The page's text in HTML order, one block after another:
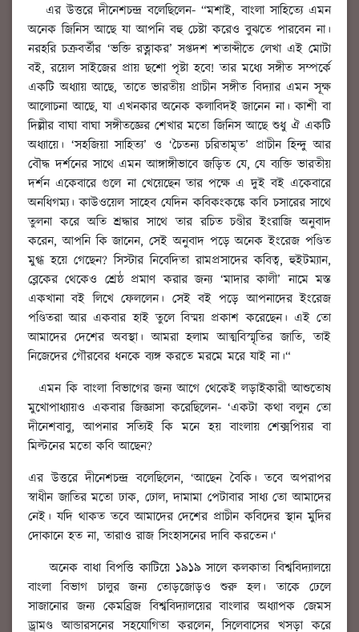
এর উত্তরে দীনেশচন্দ্র বলেছিলেন- “মশাই, বাংলা সাহিত্যে এমন
অনেক জিনিস আছে যা আপনি বহু চেষ্টা করেও বুঝতে পারবেন না।
নরহরি চক্রবর্তীর ‘ভক্তি রত্নাকর’ সপ্তদশ শতাব্দীতে লেখা এই মোটা
বই, রয়েল সাইজের প্রায় ছশো পৃষ্টা হবে! তার মধ্যে সঙ্গীত সম্পর্কে
একটি অধ্যায় আছে, তাতে ভারতীয় প্রাচীন সঙ্গীত বিদ্যার এমন সূক্ষ
আলোচনা আছে, যা এখনকার অনেক কলাবিদই জানেন না। কাশী বা
দিল্লীর বাঘা বাঘা সঙ্গীতজ্ঞের শেখার মতো জিনিস আছে শুধু ঐ একটি
অধ্যায়ে। ‘সহজিয়া সাহিত্য’ ও ‘চৈতন্য চরিতামৃত’ প্রাচীন হিন্দু আর
বৌদ্ধ দর্শনের সাথে এমন আঙ্গাঙ্গীভাবে জড়িত যে, যে ব্যক্তি ভারতীয়
দর্শন একেবারে গুলে না খেয়েছেন তার পক্ষে এ দুই বই একেবারে
অনধিগম্য। কাউওয়েল সাহেব যেদিন কবিকংকঙ্কে কবি চসারের সাথে
তুলনা করে অতি শ্রদ্ধার সাথে তার রচিত চণ্ডীর ইংরাজি অনুবাদ
করেন, আপনি কি জানেন, সেই অনুবাদ পড়ে অনেক ইংরেজ পণ্ডিত
মুগ্ধ হয়ে গেছেন? সিস্টার নিবেদিতা রামপ্রসাদের কবিত্ব, হুইটম্যান,
ব্লেকের থেকেও শ্রেষ্ঠ প্রমাণ করার জন্য ‘মাদার কালী’ নামে মস্ত
একখানা বই লিখে ফেললেন। সেই বই পড়ে আপনাদের ইংরেজ
পণ্ডিতরা আর একবার হাই তুলে বিষ্ময় প্রকাশ করেছেন। এই তো
আমাদের দেশের অবস্থা। আমরা হলাম আত্মবিস্মৃতির জাতি, তাই
নিজেদের গৌরবের ধনকে ব্যঙ্গ করতে মরমে মরে যাই না।“
এমন কি বাংলা বিভাগের জন্য আগে থেকেই লড়াইকারী আশুতোষ
মুখোপাধ্যায়ও একবার জিজ্ঞাসা করেছিলেন- ‘একটা কথা বলুন তো
দীনেশবাবু, আপনার সত্যিই কি মনে হয় বাংলায় শেক্সপিয়র বা
মিল্টনের মতো কবি আছেন?
এর উত্তরে দীনেশচন্দ্র বলেছিলেন, ‘আছেন বৈকি। তবে অপরাপর
স্বাধীন জাতির মতো ঢাক, ঢোল, দামামা পেটাবার সাধ্য তো আমাদের
নেই। যদি থাকত তবে আমাদের দেশের প্রাচীন কবিদের স্থান মুদির
দোকানে হত না, তারাও রাজ সিংহাসনের দাবি করতেন।‘
অনেক বাধা বিপত্তি কাটিয়ে ১৯১৯ সালে কলকাতা বিশ্ববিদ্যালয়ে
বাংলা বিভাগ চালুর জন্য তোড়জোড়ও শুরু হল। তাকে ঢেলে
সাজানোর জন্য কেমব্রিজ বিশ্ববিদ্যালয়ের বাংলার অধ্যাপক জেমস
ড্রামণ্ড আন্ডারসনের সহযোগিতা করলেন, সিলেবাসের খসড়া করে